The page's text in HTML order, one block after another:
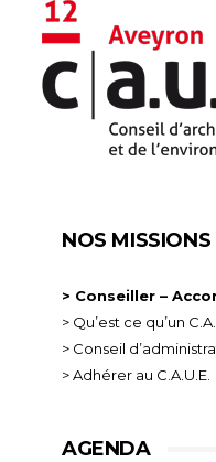
NOS MISSIONS
> Conseiller –
> Qu’est ce qu’un
> Conseil
> Adhérer au C.A.U.E.
AGENDA